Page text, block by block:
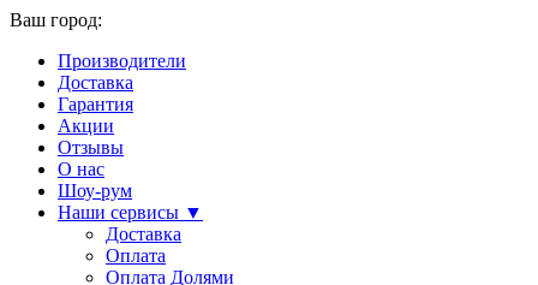
Ваш город:
Производители
Доставка
Гарантия
Акции
Отзывы
О нас
Шоу-рум
Наши сервисы ▼
Доставка
Оплата
Оплата Долями